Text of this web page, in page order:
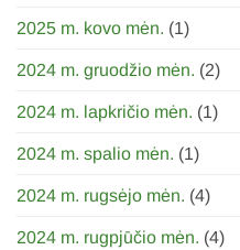
2025 m. kovo mėn. (1)
2024 m. gruodžio mėn. (2)
2024 m. lapkričio mėn. (1)
2024 m. spalio mėn. (1)
2024 m. rugsėjo mėn. (4)
2024 m. rugpjūčio mėn. (4)